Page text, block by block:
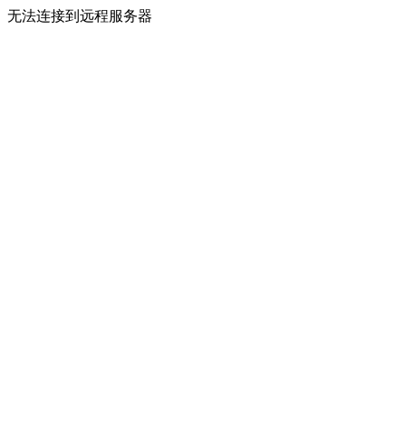
无法连接到远程服务器